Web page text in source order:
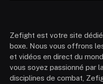
Zefight est votre site
boxe. Nous vous offrons
et vidéos en direct du
vous soyez passionné par
disciplines de combat,